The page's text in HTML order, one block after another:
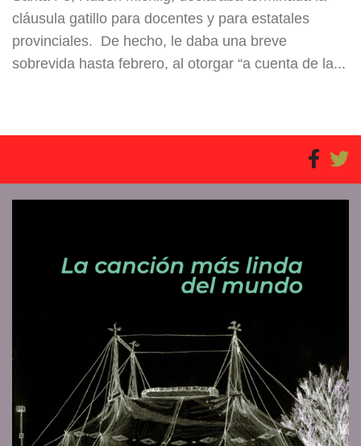
cláusula gatillo para docentes y para estatales
provinciales. De hecho, le daba una breve
sobrevida hasta febrero, al otorgar “a cuenta de la...